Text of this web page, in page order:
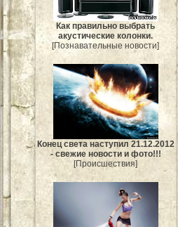
Как правильно выбрать
акустические колонки.
[Познавательные новости]
Конец света наступил 21.12.2012
- свежие новости и фото!!!
[Происшествия]